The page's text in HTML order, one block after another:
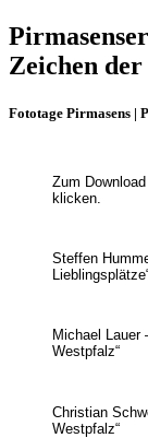
Zeichen
Fototage Pirmasens |
Zum
klicken.
Steffen
Michael Lauer
Westpfalz“
Christian
Westpfalz“